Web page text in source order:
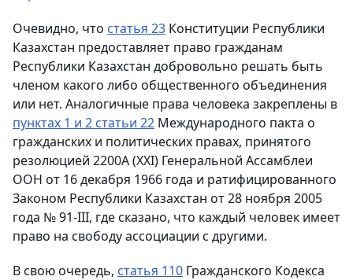
Очевидно, что статья 23 Конституции Республики
Казахстан предоставляет право гражданам
Республики Казахстан добровольно решать быть
членом какого либо общественного объединения
или нет. Аналогичные права человека закреплены в
пунктах 1 и 2 статьи 22 Международного пакта о
гражданских и политических правах, принятого
резолюцией 2200А (XXI) Генеральной Ассамблеи
ООН от 16 декабря 1966 года и ратифицированного
Законом Республики Казахстан от 28 ноября 2005
года № 91-III, где сказано, что каждый человек имеет
право на свободу ассоциации с другими.
В свою очередь, статья 110 Гражданского Кодекса